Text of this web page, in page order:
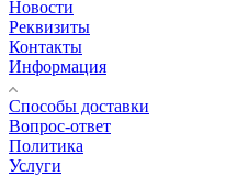
Новости
Реквизиты
Контакты
Информация
Способы доставки
Вопрос-ответ
Политика
Услуги